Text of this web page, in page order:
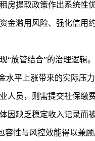
房提取政策作出系统
金滥用风险、强化信
“放管结合”的治理逻辑
水平上涨带来的实际
人员，则需提交社保
因缺乏稳定收入记录
性与风控效能得以兼顾